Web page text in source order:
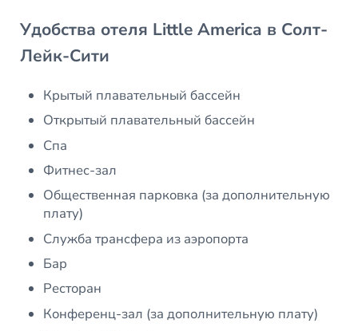
Удобства отеля Little America в Солт-
Лейк-Сити
Крытый плавательный бассейн
Открытый плавательный бассейн
Спа
Фитнес-зал
Общественная парковка (за дополнительную
плату)
Служба трансфера из аэропорта
Бар
Ресторан
Конференц-зал (за дополнительную плату)